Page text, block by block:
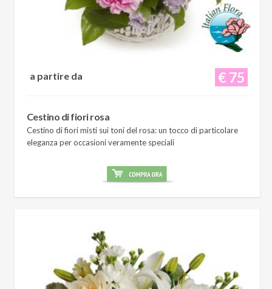
€ 75
a partire da
Cestino di fiori rosa
Cestino di fiori misti sui toni del rosa: un tocco di particolare
eleganza per occasioni veramente speciali